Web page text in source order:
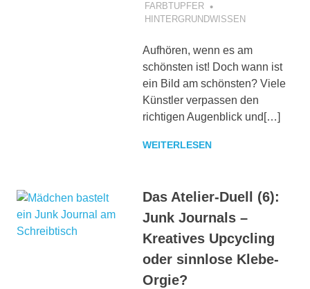
FARBTUPFER
HINTERGRUNDWISSEN
Aufhören, wenn es am
schönsten ist! Doch wann ist
ein Bild am schönsten? Viele
Künstler verpassen den
richtigen Augenblick und[…]
WEITERLESEN
Das Atelier-Duell (6):
Junk Journals –
Kreatives Upcycling
oder sinnlose Klebe-
Orgie?